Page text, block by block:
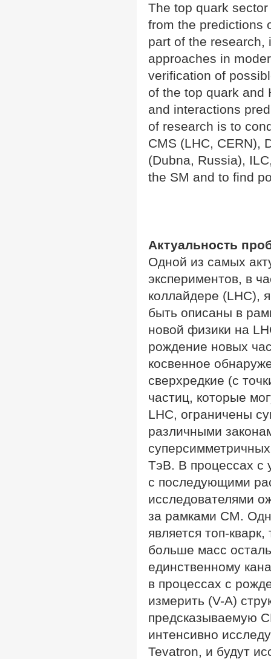
The top quark
from the predictions
part of the research,
approaches in
verification of
of the top quark and
and interactions
of research is to
CMS (LHC, CERN),
(Dubna, Russia),
the SM and to find
Актуальность
Одной из самых
экспериментов, в
коллайдере (LHC),
быть описаны в
новой физики на
рождение новых
косвенное
сверхредкие (с
частиц, которые
LHC, ограничены
различными
ТэВ. В процессах с
с последующими
исследователями
за рамками СМ.
является топ-
больше масс
единственному
в процессах с
измерить (V-A)
предсказываемую
интенсивно
Tevatron, и будут